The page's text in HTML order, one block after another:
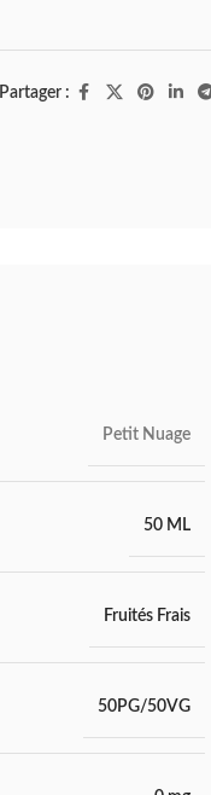
Partager :
Petit Nuage
50 ML
Fruités Frais
50PG/50VG